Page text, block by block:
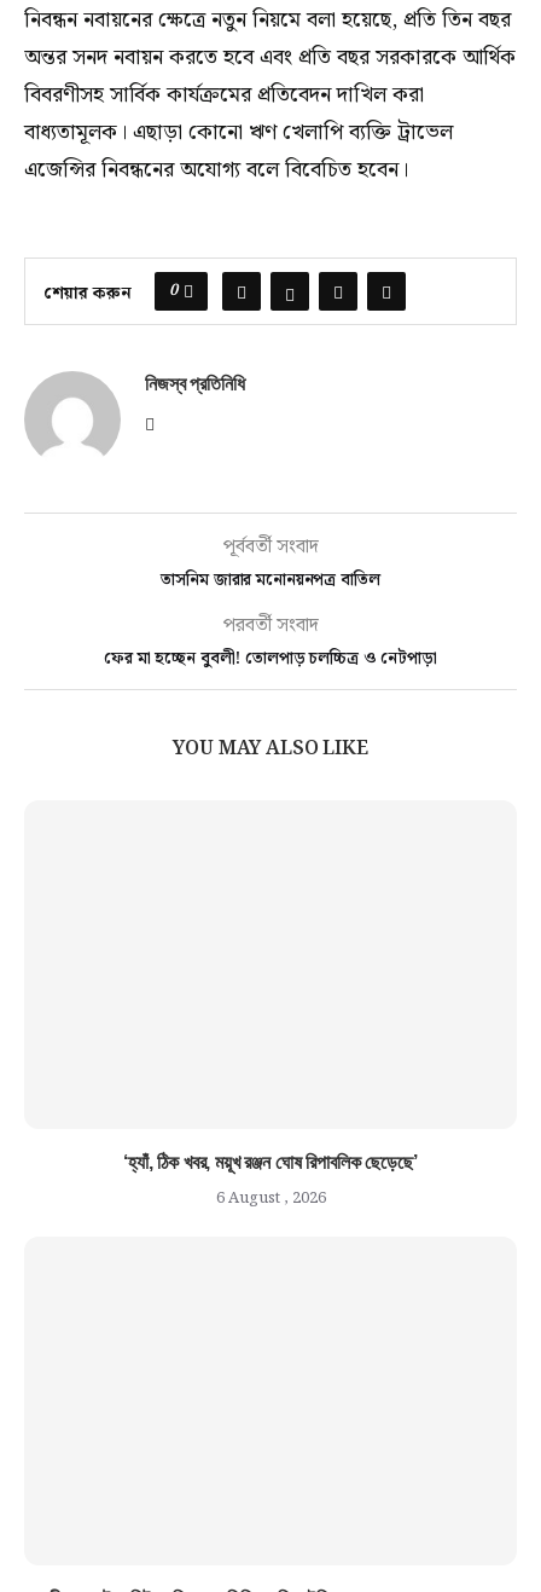
নিবন্ধন নবায়নের ক্ষেত্রে নতুন নিয়মে বলা হয়েছে, প্রতি তিন বছর
অন্তর সনদ নবায়ন করতে হবে এবং প্রতি বছর সরকারকে আর্থিক
বিবরণীসহ সার্বিক কার্যক্রমের প্রতিবেদন দাখিল করা
বাধ্যতামূলক। এছাড়া কোনো ঋণ খেলাপি ব্যক্তি ট্রাভেল
এজেন্সির নিবন্ধনের অযোগ্য বলে বিবেচিত হবেন।
শেয়ার করুন 0
নিজস্ব প্রতিনিধি
পূর্ববর্তী সংবাদ
তাসনিম জারার মনোনয়নপত্র বাতিল
পরবর্তী সংবাদ
ফের মা হচ্ছেন বুবলী! তোলপাড় চলচ্চিত্র ও নেটপাড়া
YOU MAY ALSO LIKE
‘হ্যাঁ, ঠিক খবর, ময়ূখ রঞ্জন ঘোষ রিপাবলিক ছেড়েছে’
6 August , 2026